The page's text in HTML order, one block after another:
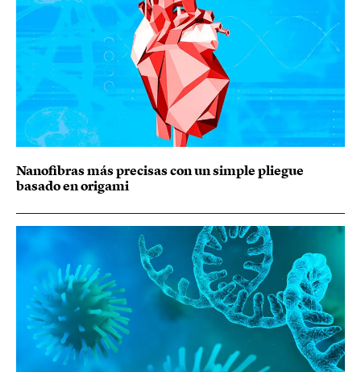
Nanofibras más precisas con un simple pliegue
basado en origami